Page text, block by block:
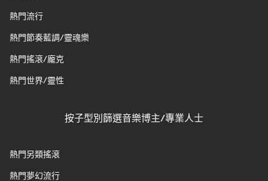
熱門流行
熱門節奏藍調/靈魂樂
熱門搖滾/龐克
熱門世界/靈性
按子型別篩選音樂博主/專業人士
熱門另類搖滾
熱門夢幻流行